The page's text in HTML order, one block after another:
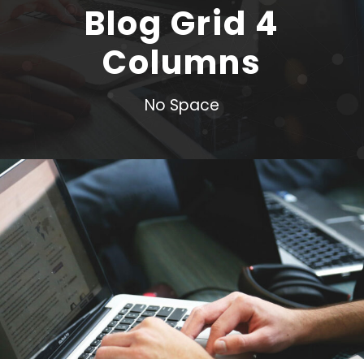
Blog Grid 4
Columns
No Space